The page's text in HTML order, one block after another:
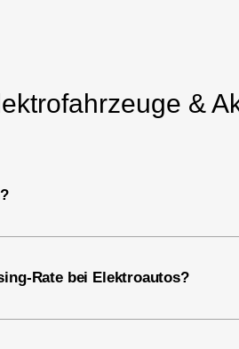
&
Rate bei Elektroautos?